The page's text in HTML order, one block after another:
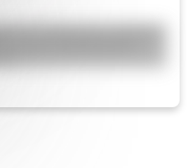
(o Yámanas): ¿Quiénes